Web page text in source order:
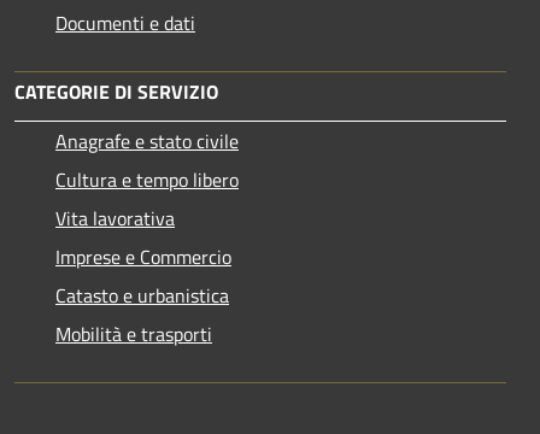
Documenti e dati
CATEGORIE DI SERVIZIO
Anagrafe e stato civile
Cultura e tempo libero
Vita lavorativa
Imprese e Commercio
Catasto e urbanistica
Mobilità e trasporti